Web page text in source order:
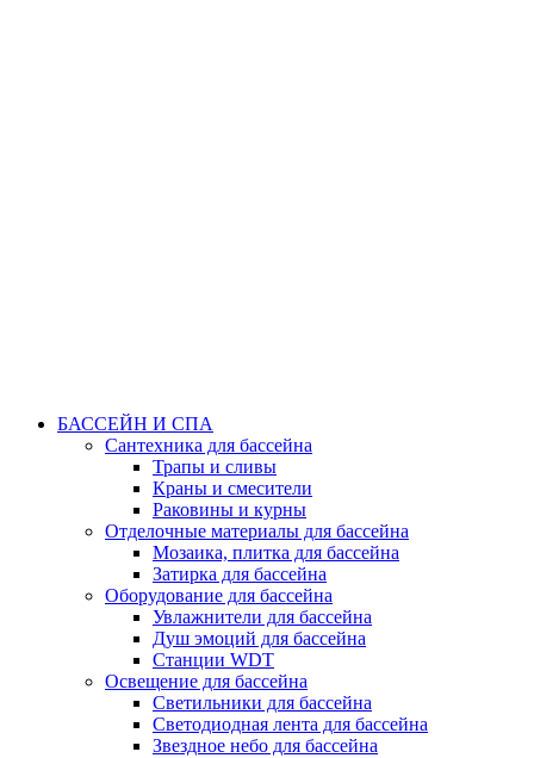
БАССЕЙН И СПА
Сантехника для бассейна
Трапы и сливы
Краны и смесители
Раковины и курны
Отделочные материалы для бассейна
Мозаика, плитка для бассейна
Затирка для бассейна
Оборудование для бассейна
Увлажнители для бассейна
Душ эмоций для бассейна
Станции WDT
Освещение для бассейна
Светильники для бассейна
Светодиодная лента для бассейна
Звездное небо для бассейна